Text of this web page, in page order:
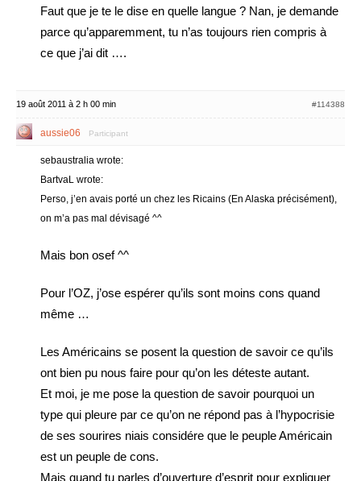
Faut que je te le dise en quelle langue ? Nan, je demande
parce qu’apparemment, tu n’as toujours rien compris à
ce que j’ai dit ….
19 août 2011 à 2 h 00 min #114388
aussie06 Participant
sebaustralia wrote:
BartvaL wrote:
Perso, j’en avais porté un chez les Ricains (En Alaska précisément),
on m’a pas mal dévisagé ^^
Mais bon osef ^^
Pour l’OZ, j’ose espérer qu’ils sont moins cons quand
même …
Les Américains se posent la question de savoir ce qu’ils
ont bien pu nous faire pour qu’on les déteste autant.
Et moi, je me pose la question de savoir pourquoi un
type qui pleure par ce qu’on ne répond pas à l’hypocrisie
de ses sourires niais considére que le peuple Américain
est un peuple de cons.
Mais quand tu parles d’ouverture d’esprit pour expliquer